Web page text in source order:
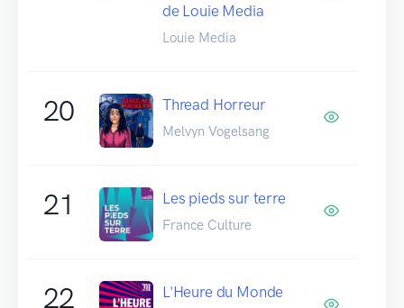
de Louie Media
Louie Media
20 Thread Horreur
Melvyn Vogelsang
21 Les pieds sur terre
France Culture
22 L'Heure du Monde